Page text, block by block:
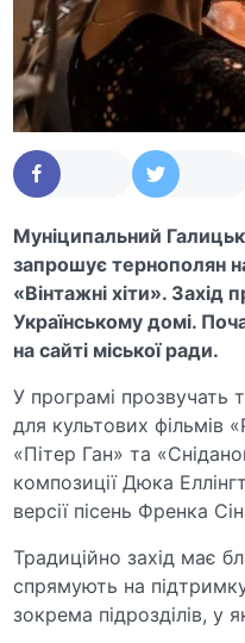
Муніципальний
запрошує тернополян
«Вінтажні хіти». Захід
Українському домі.
на сайті міської ради.
У програмі прозвучать
для культових фільмів
«Пітер Ган» та
композиції Дюка
версії пісень Френка
Традиційно захід має
спрямують на
зокрема підрозділів, у